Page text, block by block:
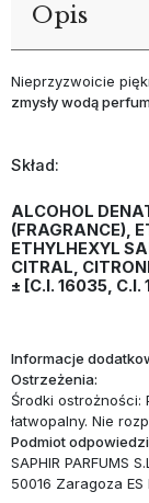
Opis
Nieprzyzwoicie
zmysływodą
Skład:
ALCOHOL
(FRAGRANCE),
ETHYLHEXYL
CITRAL,
± [C.I. 16035,
Informacje
Ostrzeżenia:
Środki ostrożności:
łatwopalny. Nie
Podmiot
SAPHIR PARFUMS
50016 Zaragoza